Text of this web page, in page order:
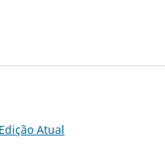
Edição Atual